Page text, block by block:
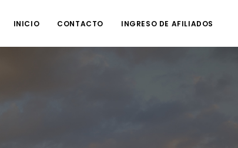
INICIO CONTACTO INGRESO DE AFILIADOS